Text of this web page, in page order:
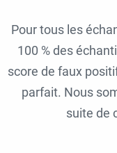
Pour tous les
100 % des
score de faux
parfait. Nous
suite de